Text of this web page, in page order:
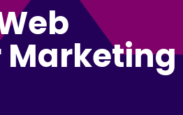
Marketing